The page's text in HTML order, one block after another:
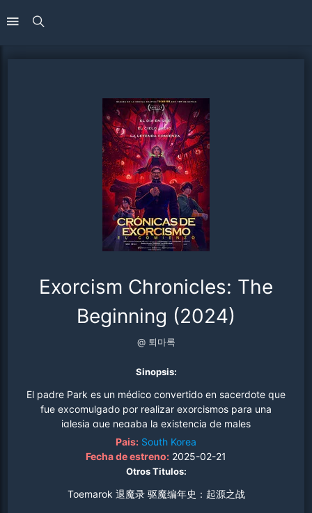
Exorcism Chronicles: The
Beginning (2024)
@ 퇴마록
Sinopsis:
El padre Park es un médico convertido en sacerdote que
fue excomulgado por realizar exorcismos para una
iglesia que negaba la existencia de males
sobrenaturales. Cuando su viejo amigo, un monje de un
templo secreto y lleno de magia, lo llama para proteger a
un niño ingenuo, pero poderoso, de su malvado maestro,
Pais: South Korea
Fecha de estreno: 2025-02-21
Otros Titulos:
Toemarok 退魔录 驱魔编年史：起源之战